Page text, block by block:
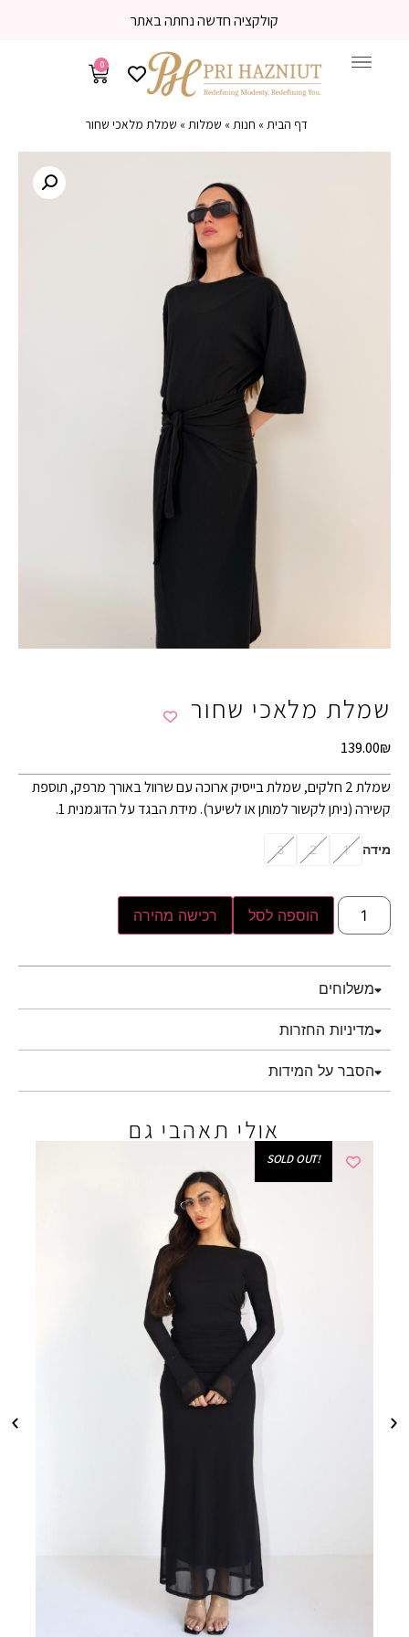
קולקציה חדשה נחתה באתר
0
דף הבית» חנות» שמלות» שמלת מלאכי שחור
שמלת מלאכי שחור
139.00₪
שמלת 2 חלקים, שמלת בייסיק ארוכה עם שרוול באורך מרפק, תוספת
קשירה (ניתן לקשור למותן או לשיער). מידת הבגד על הדוגמנית 1.
מידה 1
2
3
הוספה לסל רכישה מהירה
משלוחים
מדיניות החזרות
הסבר על המידות
אולי תאהבי גם
!SOLD OUT